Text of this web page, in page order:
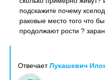
подскажите почему
раковые место того что
продолжают рости ?
ОтвечаетЛукашевич